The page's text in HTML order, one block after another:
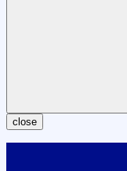
close